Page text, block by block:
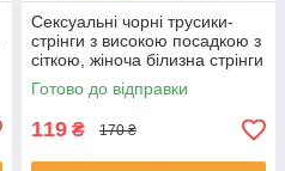
Сексуальні чорні трусики-
стрінги з високою посадкою з
сіткою, жіноча білизна стрінги
розмір M
Готово до відправки
119 ₴ 170 ₴